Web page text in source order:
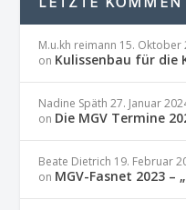
M.u.kh reimann 15. Oktober
on Kulissenbau für die
Nadine Späth 27. Januar
on Die MGV Termine
Beate Dietrich 19. Februar
on MGV-Fasnet 2023 –